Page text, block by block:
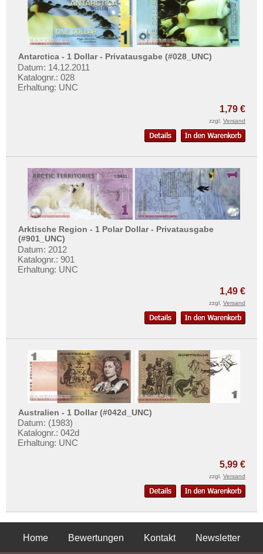
Antarctica - 1 Dollar - Privatausgabe (#028_UNC)
Datum: 14.12.2011
Katalognr.: 028
Erhaltung: UNC
1,79 €
zzgl. Versand
Arktische Region - 1 Polar Dollar - Privatausgabe
(#901_UNC)
Datum: 2012
Katalognr.: 901
Erhaltung: UNC
1,49 €
zzgl. Versand
Australien - 1 Dollar (#042d_UNC)
Datum: (1983)
Katalognr.: 042d
Erhaltung: UNC
5,99 €
zzgl. Versand
Home Bewertungen Kontakt
Newsletter